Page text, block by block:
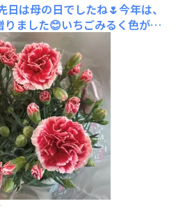
日は母の日でしたね🌷今年は、
ました😊いちごみるく色がと
お気に入りです🍬まだつぼみで咲
満開になったらまた写真を送って
さんの母の日エピソードも、ぜ
ではでは💐